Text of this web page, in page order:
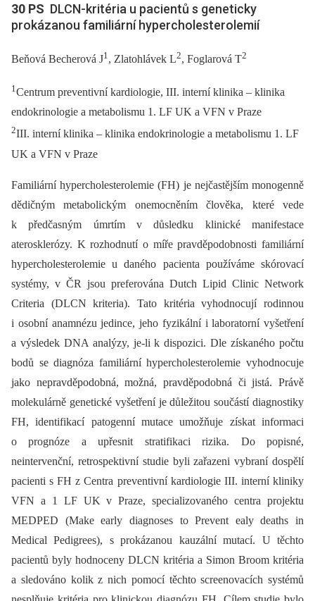
30 PS DLCN-kritéria u pacientů s geneticky
prokázanou familiární hypercholesterolemií
Beňová Becherová J1 , Zlatohlávek L2, Foglarová T2
1Centrum preventivní kardiologie, III. interní klinika –⁠ klinika
endokrinologie a metabolismu 1. LF UK a VFN v Praze
2III. interní klinika –⁠ klinika endokrinologie a metabolismu 1. LF
UK a VFN v Praze
Familiární hypercholesterolemie (FH) je nejčastějším monogenně
dědičným metabolickým onemocněním člověka, které vede
k předčasným úmrtím v důsledku klinické manifestace
aterosklerózy. K rozhodnutí o míře pravděpodobnosti familiární
hypercholesterolemie u daného pacienta používáme skórovací
systémy, v ČR jsou preferována Dutch Lipid Clinic Network
Criteria (DLCN kriteria). Tato kritéria vyhodnocují rodinnou
i osobní anamnézu jedince, jeho fyzikální i laboratorní vyšetření
a výsledek DNA analýzy, je-li k dispozici. Dle získaného počtu
bodů se diagnóza familiární hypercholesterolemie vyhodnocuje
jako nepravděpodobná, možná, pravděpodobná či jistá. Právě
molekulárně genetické vyšetření je důležitou součástí diagnostiky
FH, identifikací patogenní mutace umožňuje získat informaci
o prognóze a upřesnit stratifikaci rizika. Do popisné,
neintervenční, retrospektivní studie byli zařazeni vybraní dospělí
pacienti s FH z Centra preventivní kardiologie III. interní kliniky
VFN a 1 LF UK v Praze, specializovaného centra projektu
MEDPED (Make early diagnoses to Prevent ealy deaths in
Medical Pedigrees), s prokázanou kauzální mutací. U těchto
pacientů byly hodnoceny DLCN kritéria a Simon Broom kritéria
a sledováno kolik z nich pomocí těchto screenovacích systémů